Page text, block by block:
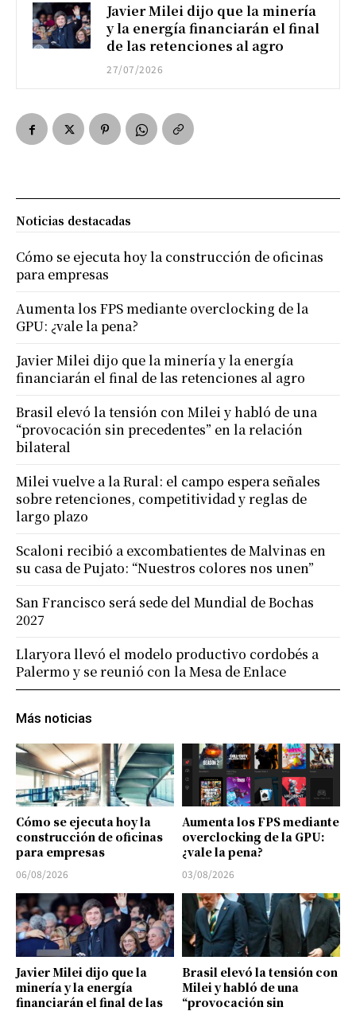
Javier Milei dijo que la minería
y la energía financiarán el final
de las retenciones al agro
27/07/2026
Más noticias
Cómo se ejecuta hoy la
construcción de oficinas
para empresas
06/08/2026
Aumenta los FPS mediante
overclocking de la GPU:
¿vale la pena?
03/08/2026
Javier Milei dijo que la
minería y la energía
financiarán el final de las
Brasil elevó la tensión con
Milei y habló de una
“provocación sin
Noticias destacadas
Cómo se ejecuta hoy la construcción de oficinas
para empresas
Aumenta los FPS mediante overclocking de la
GPU: ¿vale la pena?
Javier Milei dijo que la minería y la energía
financiarán el final de las retenciones al agro
Brasil elevó la tensión con Milei y habló de una
“provocación sin precedentes” en la relación
bilateral
Milei vuelve a la Rural: el campo espera señales
sobre retenciones, competitividad y reglas de
largo plazo
Scaloni recibió a excombatientes de Malvinas en
su casa de Pujato: “Nuestros colores nos unen”
San Francisco será sede del Mundial de Bochas
2027
Llaryora llevó el modelo productivo cordobés a
Palermo y se reunió con la Mesa de Enlace